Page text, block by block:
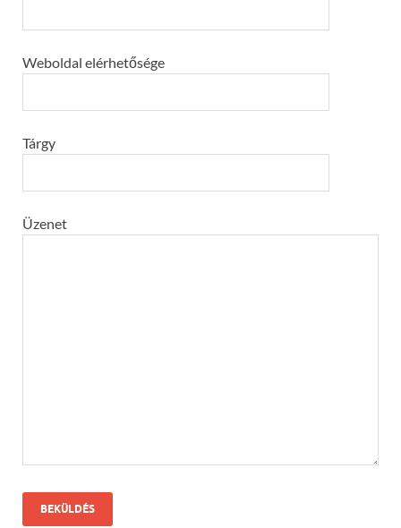
Weboldal elérhetősége
Tárgy
Üzenet